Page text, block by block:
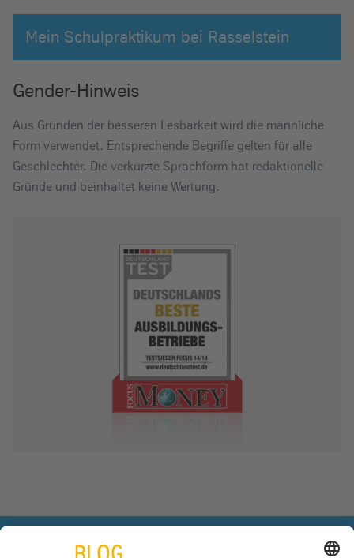
Mein Schulpraktikum bei Rasselstein
Gender-Hinweis
Aus Gründen der besseren Lesbarkeit wird die männliche
Form verwendet. Entsprechende Begriffe gelten für alle
Geschlechter. Die verkürzte Sprachform hat redaktionelle
Gründe und beinhaltet keine Wertung.